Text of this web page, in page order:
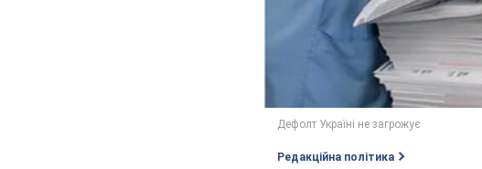
Редакційна політика